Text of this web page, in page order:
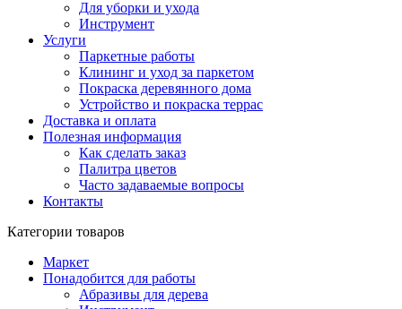
Для уборки и ухода
Инструмент
Услуги
Паркетные работы
Клининг и уход за паркетом
Покраска деревянного дома
Устройство и покраска террас
Доставка и оплата
Полезная информация
Как сделать заказ
Палитра цветов
Часто задаваемые вопросы
Контакты
Категории товаров
Маркет
Понадобится для работы
Абразивы для дерева